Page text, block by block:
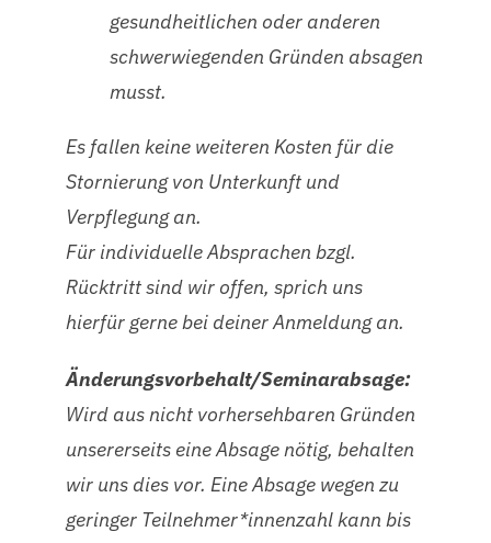
gesundheitlichen oder anderen
schwerwiegenden Gründen absagen
musst.
Es fallen keine weiteren Kosten für die
Stornierung von Unterkunft und
Verpflegung an.
Für individuelle Absprachen bzgl.
Rücktritt sind wir offen, sprich uns
hierfür gerne bei deiner Anmeldung an.
Änderungsvorbehalt/Seminarabsage:
Wird aus nicht vorhersehbaren Gründen
unsererseits eine Absage nötig, behalten
wir uns dies vor. Eine Absage wegen zu
geringer Teilnehmer*innenzahl kann bis